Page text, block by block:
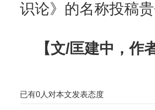
识论》的名称投稿贵
【文/匡建中，
已有0 人对本文发表态度